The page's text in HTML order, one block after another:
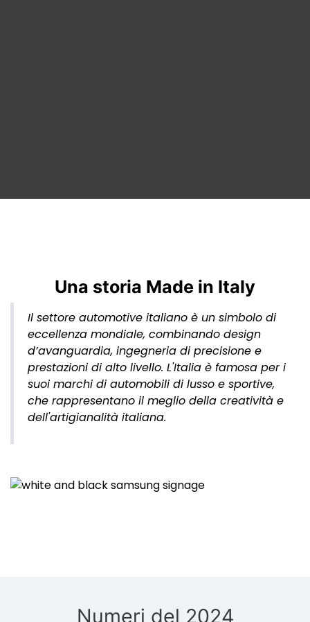
Una storia Made in Italy
Il settore automotive italiano è un simbolo di
eccellenza mondiale, combinando design
d’avanguardia, ingegneria di precisione e
prestazioni di alto livello. L'Italia è famosa per i
suoi marchi di automobili di lusso e sportive,
che rappresentano il meglio della creatività e
dell'artigianalità italiana.
Numeri del 2024